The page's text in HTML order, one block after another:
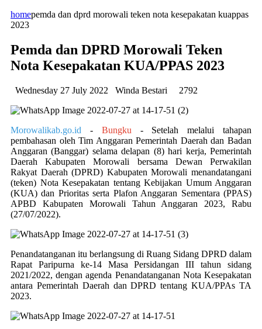
homepemda dan dprd morowali teken nota kesepakatan kuappas
2023
Pemda dan DPRD Morowali Teken
Nota Kesepakatan KUA/PPAS 2023
Wednesday 27 July 2022 Winda Bestari 2792
Morowalikab.go.id - Bungku - Setelah melalui tahapan
pembahasan oleh Tim Anggaran Pemerintah Daerah dan Badan
Anggaran (Banggar) selama delapan (8) hari kerja, Pemerintah
Daerah Kabupaten Morowali bersama Dewan Perwakilan
Rakyat Daerah (DPRD) Kabupaten Morowali menandatangani
(teken) Nota Kesepakatan tentang Kebijakan Umum Anggaran
(KUA) dan Prioritas serta Plafon Anggaran Sementara (PPAS)
APBD Kabupaten Morowali Tahun Anggaran 2023, Rabu
(27/07/2022).
Penandatanganan itu berlangsung di Ruang Sidang DPRD dalam
Rapat Paripurna ke-14 Masa Persidangan III tahun sidang
2021/2022, dengan agenda Penandatanganan Nota Kesepakatan
antara Pemerintah Daerah dan DPRD tentang KUA/PPAs TA
2023.